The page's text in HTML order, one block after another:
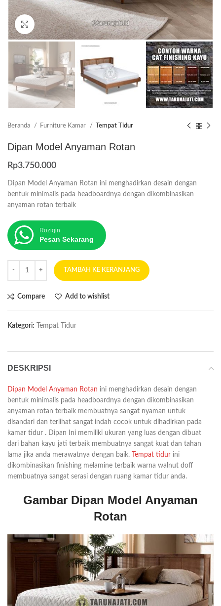
Click to enlarge
Beranda Furniture Kamar Tempat Tidur
Dipan Model Anyaman Rotan
Rp3.750.000
Dipan Model Anyaman Rotan ini menghadirkan desain dengan
bentuk minimalis pada headboardnya dengan dikombinasikan
anyaman rotan terbaik
Roziqin
Pesan Sekarang
TAMBAH KE KERANJANG
Compare Add to wishlist
Kategori: Tempat Tidur
DESKRIPSI
Dipan Model Anyaman Rotan ini menghadirkan desain dengan
bentuk minimalis pada headboardnya dengan dikombinasikan
anyaman rotan terbaik membuatnya sangat nyaman untuk
disandari dan terlihat sangat indah cocok untuk dihadirkan pada
kamar tidur . Dipan Ini memiliki ukuran yang luas dengan dibuat
dari bahan kayu jati terbaik membuatnya sangat kuat dan tahan
lama jika anda merawatnya dengan baik.
Tempat tidur ini
dikombinasikan finishing melamine terbaik warna walnut doff
membuatnya sangat serasi dengan ruang kamar tidur anda.
Gambar Dipan Model Anyaman
Rotan